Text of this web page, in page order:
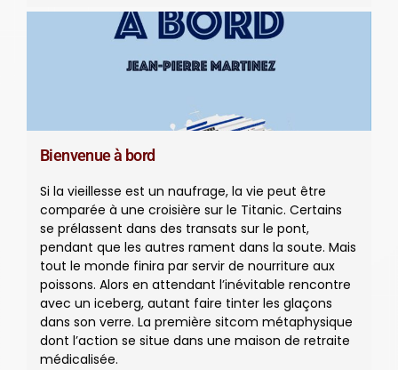
Bienvenue à bord
Si la vieillesse est un naufrage, la vie peut être
comparée à une croisière sur le Titanic. Certains
se prélassent dans des transats sur le pont,
pendant que les autres rament dans la soute. Mais
tout le monde finira par servir de nourriture aux
poissons. Alors en attendant l’inévitable rencontre
avec un iceberg, autant faire tinter les glaçons
dans son verre. La première sitcom métaphysique
dont l’action se situe dans une maison de retraite
médicalisée.